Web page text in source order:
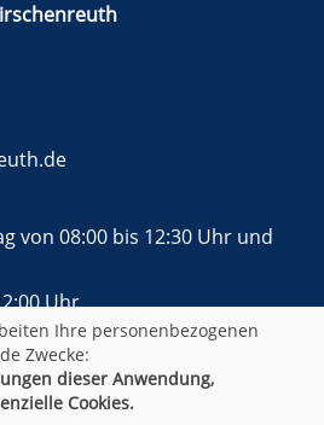
von 08:00 bis 12:30 Uhr und
Uhr
Facebook
Instagram
Widerrufsformular
Ihre personenbezogenen
Zwecke:
dieser Anwendung,
Cookies.